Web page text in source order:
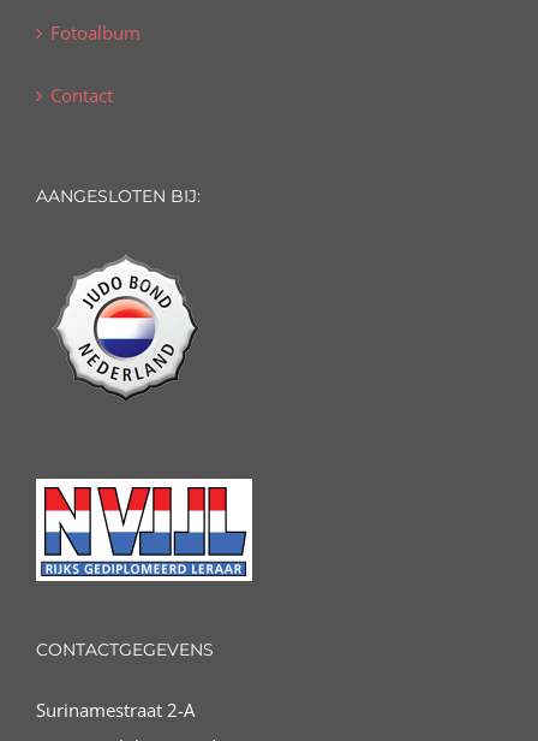
Fotoalbum
Contact
AANGESLOTEN BIJ:
CONTACTGEGEVENS
Surinamestraat 2-A